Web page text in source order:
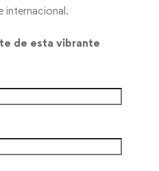
internacional.
de esta vibrante